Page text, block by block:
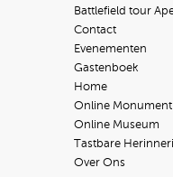
Battlefield tour
Contact
Evenementen
Gastenboek
Home
Online Monument
Online Museum
Tastbare
Over Ons